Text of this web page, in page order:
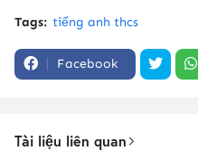
Tags: tiếng anh thcs
Facebook
Tài liệu liên quan